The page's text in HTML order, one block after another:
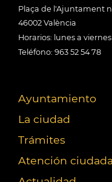
Plaça de l'Ajuntament
46002 València
Horarios: lunes a
Teléfono: 963 52 54 78
Ayuntamiento
La ciudad
Trámites
Atención